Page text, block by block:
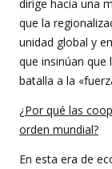
dirige hacia una
que la
unidad global y
que insinúan que
batalla a la
¿Por qué las
orden mundial?
En esta era de